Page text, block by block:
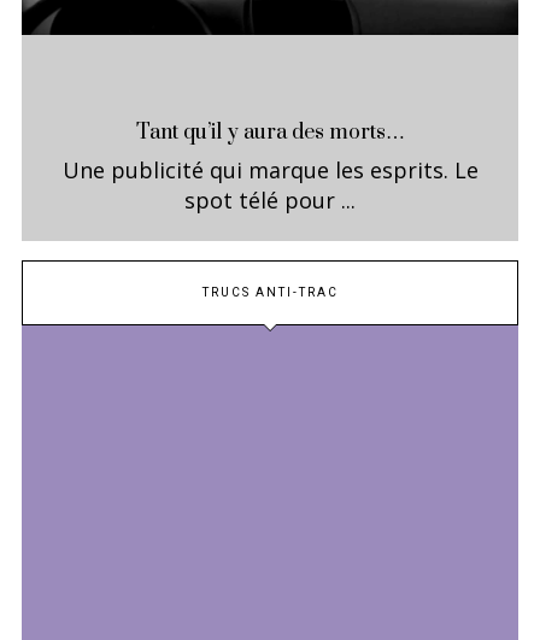
Tant qu’il y aura des morts…
Une publicité qui marque les esprits. Le
spot télé pour ...
TRUCS ANTI-TRAC